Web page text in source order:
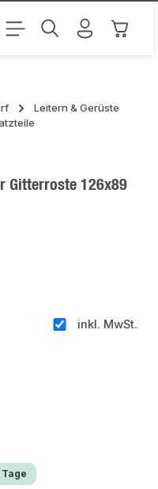
Leitern & Gerüste
Gitterroste 126x89
inkl. MwSt.